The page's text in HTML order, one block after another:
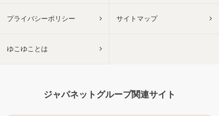
プライバシーポリシー サイトマップ
ゆこゆことは
ジャパネットグループ関連サイト